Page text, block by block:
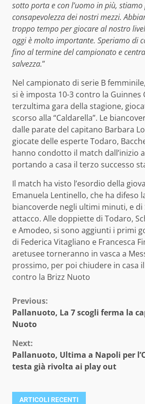
sotto porta e con l’uomo in più,
consapevolezza dei nostri mezzi.
troppo tempo per giocare al nostro
oggi è molto importante. Speriamo di
fino al termine del campionato e
salvezza.”
Nel campionato di serie B
si è imposta 10-3 contro la Guinnes
terzultima gara della stagione,
scorso alla “Caldarella”. Le
dalle parate del capitano Barbara
giocate delle esperte Todaro,
hanno condotto il match dall’inizio
portando a casa il terzo successo
Il match ha visto l’esordio della
Emanuela Lentinello, che ha difeso
biancoverde negli ultimi minuti, e di
attacco. Alle doppiette di Todaro,
e Amodeo, si sono aggiunti i primi
di Federica Vitagliano e Francesca
aretusee torneranno in vasca a
prossimo, per poi chiudere in casa
contro la Brizz Nuoto
Continue
Reading
Previous:
Pallanuoto, La 7 scogli ferma la
Nuoto
Next:
Pallanuoto, Ultima a Napoli per
testa già rivolta ai play out
ARTICOLI RECENTI